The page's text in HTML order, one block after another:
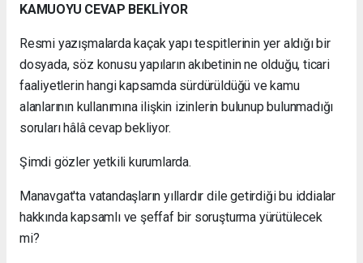
KAMUOYU CEVAP BEKLİYOR
Resmi yazışmalarda kaçak yapı tespitlerinin yer aldığı bir
dosyada, söz konusu yapıların akıbetinin ne olduğu, ticari
faaliyetlerin hangi kapsamda sürdürüldüğü ve kamu
alanlarının kullanımına ilişkin izinlerin bulunup bulunmadığı
soruları hâlâ cevap bekliyor.
Şimdi gözler yetkili kurumlarda.
Manavgat'ta vatandaşların yıllardır dile getirdiği bu iddialar
hakkında kapsamlı ve şeffaf bir soruşturma yürütülecek
mi?